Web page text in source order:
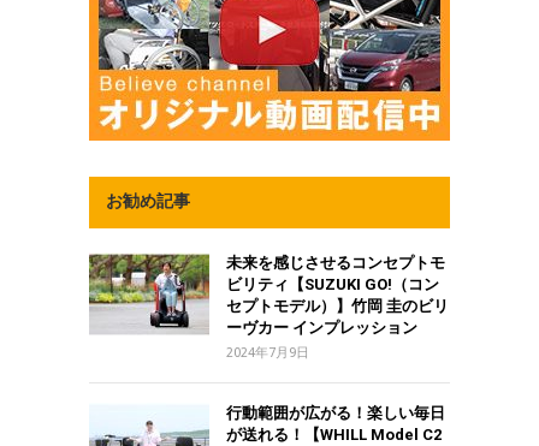
お勧め記事
未来を感じさせるコンセプトモ
ビリティ【SUZUKI GO!（コン
セプトモデル）】竹岡 圭のビリ
ーヴカー インプレッション
2024年7月9日
行動範囲が広がる！楽しい毎日
が送れる！【WHILL Model C2